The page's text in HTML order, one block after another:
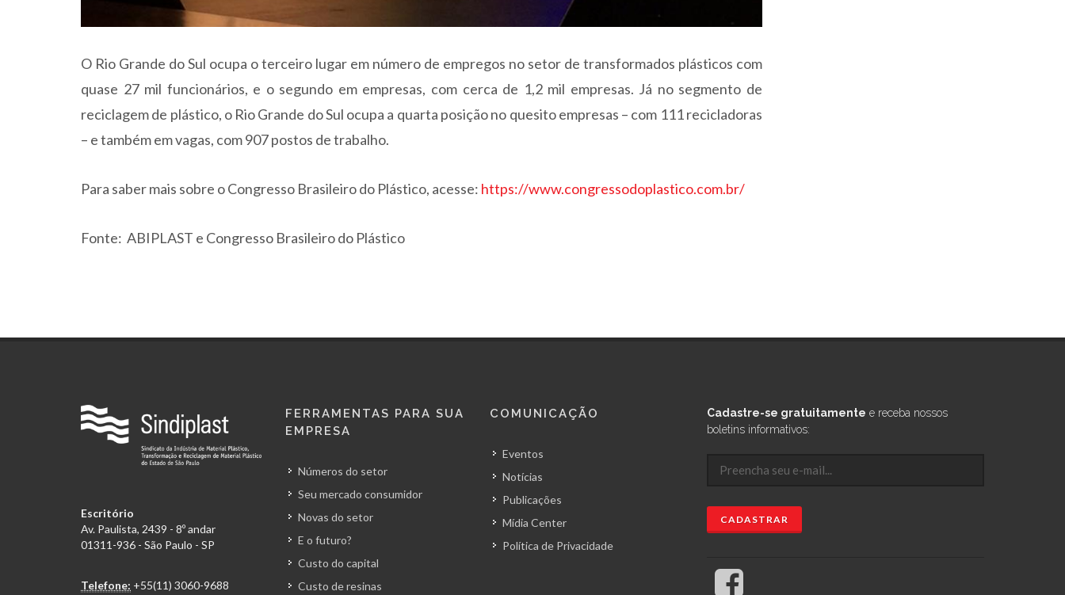
O Rio Grande do Sul ocupa o terceiro lugar em número de empregos no setor de transformados plásticos com
quase 27 mil funcionários, e o segundo em empresas, com cerca de 1,2 mil empresas. Já no segmento de
reciclagem de plástico, o Rio Grande do Sul ocupa a quarta posição no quesito empresas – com 111 recicladoras
– e também em vagas, com 907 postos de trabalho.
Para saber mais sobre o Congresso Brasileiro do Plástico, acesse: https://www.congressodoplastico.com.br/
Fonte: ABIPLAST e Congresso Brasileiro do Plástico
Escritório
Av. Paulista, 2439 - 8º andar
01311-936 - São Paulo - SP
Telefone: +55(11) 3060-9688
FERRAMENTAS PARA SUA
EMPRESA
Números do setor
Seu mercado consumidor
Novas do setor
E o futuro?
Custo do capital
Custo de resinas
COMUNICAÇÃO
Eventos
Notícias
Publicações
Mídia Center
Política de Privacidade
Cadastre-se gratuitamente e receba nossos
boletins informativos: